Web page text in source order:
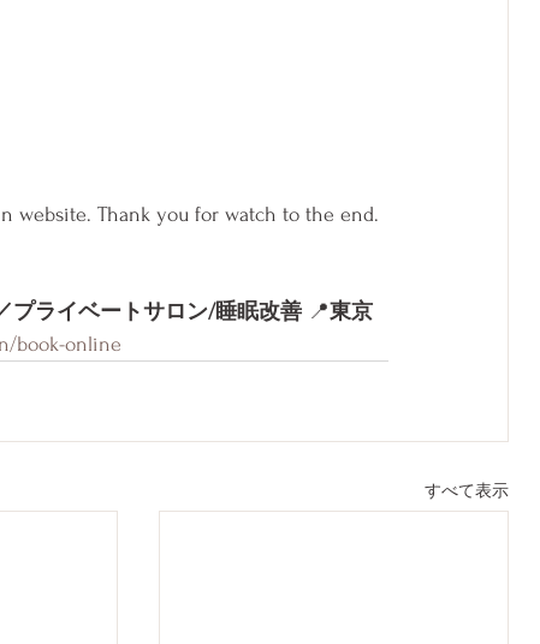
website. Thank you for watch to the end.
プライベートサロン/睡眠改善 📍東京
book-online
すべて表示